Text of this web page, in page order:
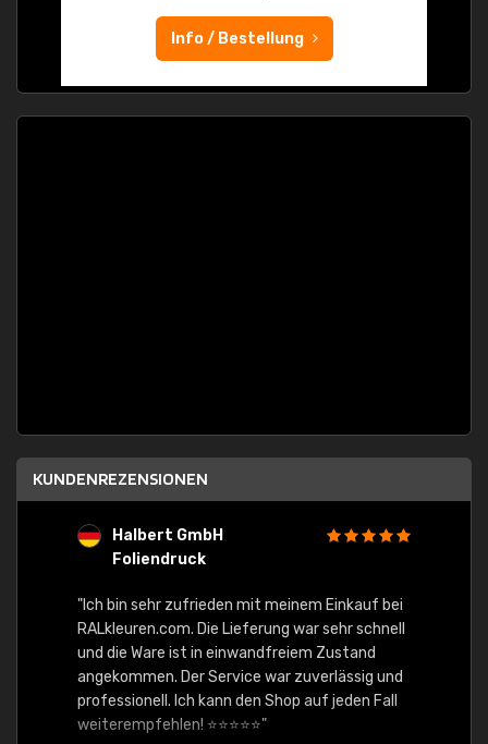
Info / Bestellung
KUNDENREZENSIONEN
Halbert GmbH
Foliendruck
"Ich bin sehr zufrieden mit meinem Einkauf bei
RALkleuren.com. Die Lieferung war sehr schnell
und die Ware ist in einwandfreiem Zustand
angekommen. Der Service war zuverlässig und
professionell. Ich kann den Shop auf jeden Fall
weiterempfehlen! ⭐⭐⭐⭐⭐"